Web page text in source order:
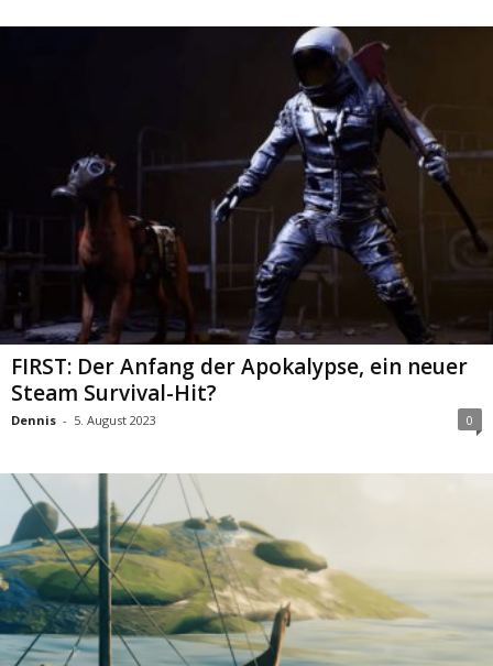
FIRST: Der Anfang der Apokalypse, ein neuer
Steam Survival-Hit?
Dennis - 5. August 2023 0